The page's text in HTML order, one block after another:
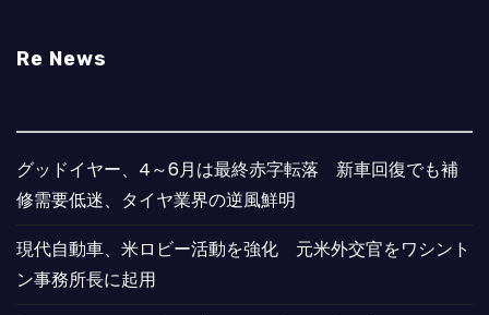
Re News
グッドイヤー、4～6月は最終赤字転落 新車回復でも補
修需要低迷、タイヤ業界の逆風鮮明
現代自動車、米ロビー活動を強化 元米外交官をワシント
ン事務所長に起用